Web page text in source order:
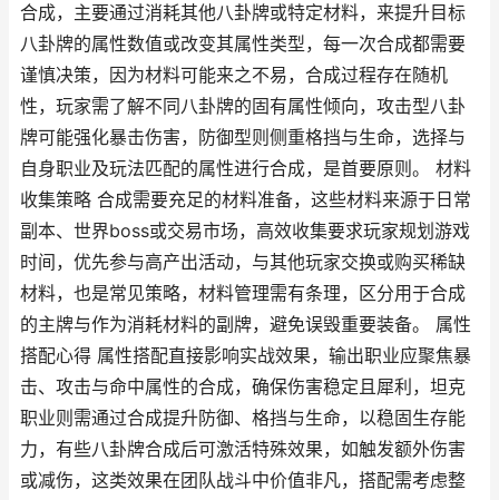
合成，主要通过消耗其他八卦牌或特定材料，来提升目标
八卦牌的属性数值或改变其属性类型，每一次合成都需要
谨慎决策，因为材料可能来之不易，合成过程存在随机
性，玩家需了解不同八卦牌的固有属性倾向，攻击型八卦
牌可能强化暴击伤害，防御型则侧重格挡与生命，选择与
自身职业及玩法匹配的属性进行合成，是首要原则。 材料
收集策略 合成需要充足的材料准备，这些材料来源于日常
副本、世界boss或交易市场，高效收集要求玩家规划游戏
时间，优先参与高产出活动，与其他玩家交换或购买稀缺
材料，也是常见策略，材料管理需有条理，区分用于合成
的主牌与作为消耗材料的副牌，避免误毁重要装备。 属性
搭配心得 属性搭配直接影响实战效果，输出职业应聚焦暴
击、攻击与命中属性的合成，确保伤害稳定且犀利，坦克
职业则需通过合成提升防御、格挡与生命，以稳固生存能
力，有些八卦牌合成后可激活特殊效果，如触发额外伤害
或减伤，这类效果在团队战斗中价值非凡，搭配需考虑整